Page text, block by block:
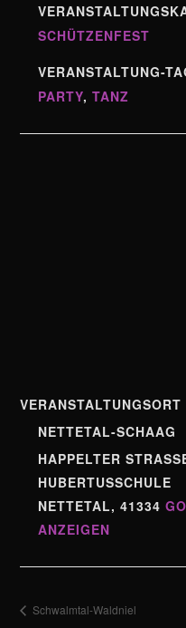
SCHÜTZENFEST
VERANSTALTUNG-
PARTY,TANZ
VERANSTALTUNGSORT
NETTETAL-SCHAAG
HAPPELTER
HUBERTUSSCHULE
NETTETAL, 41334
ANZEIGEN
Schwalmtal-Waldniel